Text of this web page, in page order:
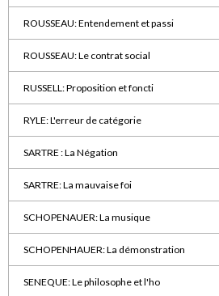
ROUSSEAU: Entendement et passi
ROUSSEAU: Le contrat social
RUSSELL: Proposition et foncti
RYLE: L'erreur de catégorie
SARTRE : La Négation
SARTRE: La mauvaise foi
SCHOPENAUER: La musique
SCHOPENHAUER: La démonstration
SENEQUE: Le philosophe et l'ho